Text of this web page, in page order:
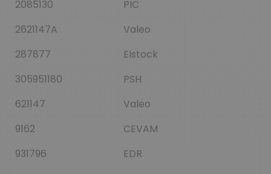
2085130
PIC
2621147A
Valeo
287877
Elstock
305951180
PSH
621147
Valeo
9162
CEVAM
931796
EDR